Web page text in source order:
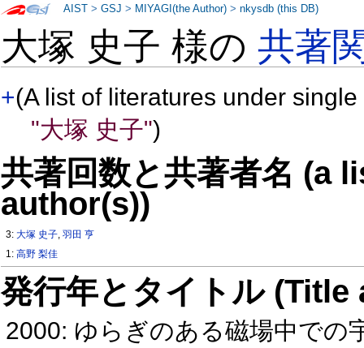
大塚 史子 様の共著
+(A list of literatures under
"大塚 史子")
共著回数と共著者名 (a
author(s))
3:大塚 史子,羽田 亨
1:高野 梨佳
発行年とタイトル
2000: ゆらぎのある磁場中での
AIST >GSJ > MIYAGI(the Author) >nkysdb (this DB)